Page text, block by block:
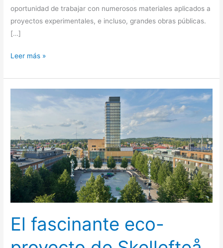
oportunidad de trabajar con numerosos materiales aplicados a
proyectos experimentales, e incluso, grandes obras públicas.
[…]
Leer más »
El fascinante eco-
fascinante
de
Skellefteå.
Una
ciudad
hecha
madera